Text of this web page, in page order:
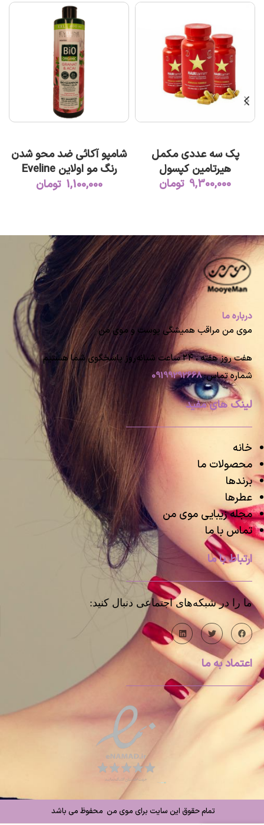
پک سه عددی مکمل
هیرتامین کپسول
9,300,000 تومان
شامپو آکائی ضد محو شدن
رنگ مو اولاین Eveline
Cosmetics – Bio Organic
1,100,000 تومان
درباره ما
موی من مراقب همیشگی پوست و موی من
هفت روز هفته ، ۲۴ ساعت شبانه‌روز پاسخگوی شما هستیم
شماره تماس:09199292668
لینک های مفید
خانه
محصولات ما
برندها
عطرها
مجله زیبایی موی من
تماس با ما
ارتباط با ما
ما را در شبکه‌های اجتماعی دنبال کنید:
اعتماد به ما
تمام حقوق این سایت برای موی من محفوظ می باشد